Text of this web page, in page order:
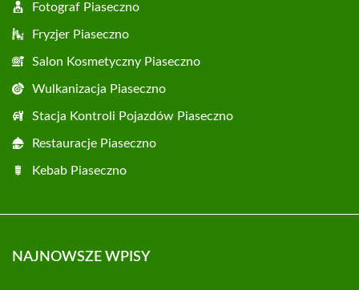
Fotograf Piaseczno
Fryzjer Piaseczno
Salon Kosmetyczny Piaseczno
Wulkanizacja Piaseczno
Stacja Kontroli Pojazdów Piaseczno
Restauracje Piaseczno
Kebab Piaseczno
NAJNOWSZE WPISY